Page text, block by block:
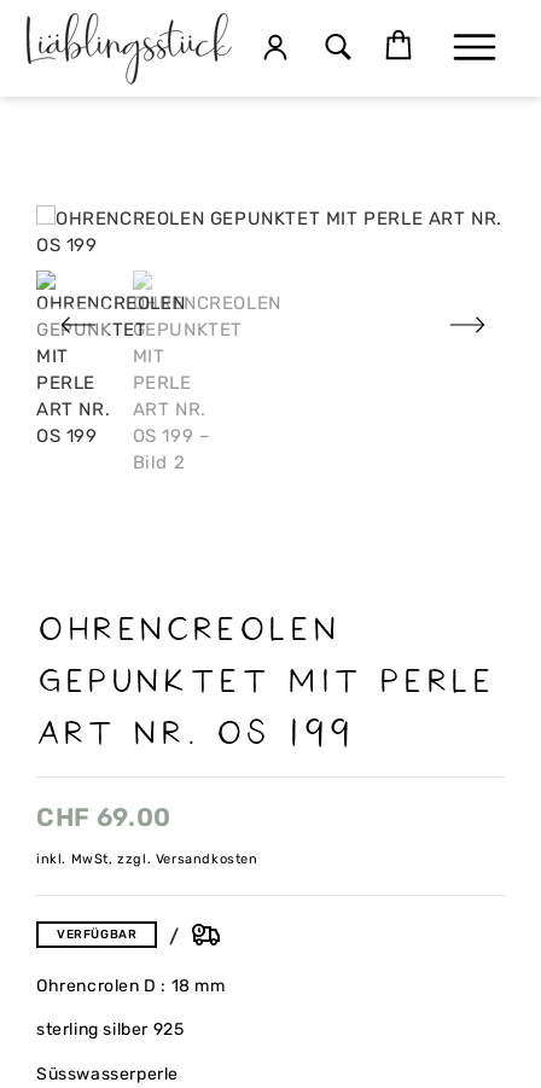
OHRENCREOLEN
GEPUNKTET MIT PERLE
ART NR. OS 199
CHF 69.00
inkl. MwSt, zzgl. Versandkosten
VERFÜGBAR
Ohrencrolen D : 18 mm
sterling silber 925
Süsswasserperle